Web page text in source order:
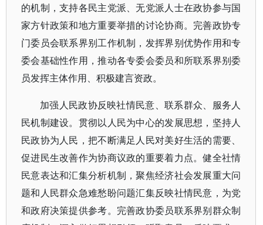
的机制，支持各民主党派、无党派人士在政协参与国
家方针政策和地方重要举措的讨论协商。完善政协专
门委员会联系界别工作机制，发挥界别优势作用和专
委会基础性作用，推动各专委会委员和所联系界别委
员发挥主体作用、积极建言资政。
加强人民政协反映社情民意、联系群众、服务人
民机制建设。贯彻以人民为中心的发展思想，坚持人
民政协为人民，把不断满足人民对美好生活的需要、
促进民生改善作为协商议政的重要着力点。健全社情
民意表达和汇集分析机制，聚焦经济社会发展重大问
题和人民群众急难愁盼问题汇集反映社情民意，为党
和政府决策提供参考。完善政协委员联系界别群众制